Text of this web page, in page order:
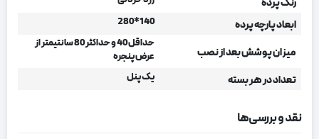
رنگ پرده
ابعاد پارچه پرده 140*280
میزان پوشش بعد از نصب
حداقل 40 و حداکثر 80 سانتیمتر از
عرض پنجره
تعداد در هر بسته یک پنل
نقد و بررسی‌ها